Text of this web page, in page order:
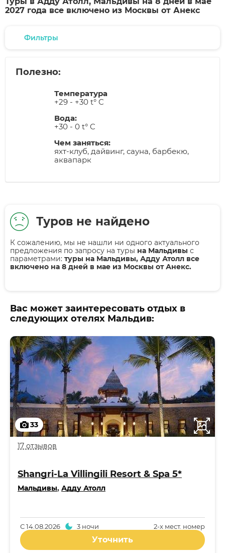
2027 года все включено из Москвы от Анекс
Фильтры
Полезно:
Температура
+29 - +30 t° C
Вода:
+30 - 0 t° C
Чем заняться:
яхт-клуб, дайвинг, сауна, барбекю,
аквапарк
Туров не найдено
К сожалению, мы не нашли ни одного актуального
предложения по запросу на туры на Мальдивы с
параметрами: туры на Мальдивы, Адду Атолл все
включено на 8 дней в мае из Москвы от Анекс.
Вас может заинтересовать отдых в
следующих отелях Мальдив:
33
17 отзывов
Shangri-La Villingili Resort & Spa 5*
Мальдивы, Адду Атолл
2-x мест. номер
С14.08.2026 3 ночи
Уточнить